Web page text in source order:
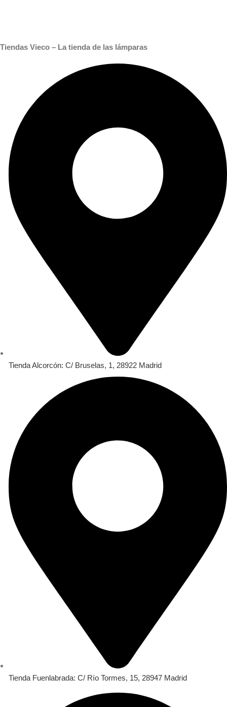
Tiendas Vieco – La tienda de las lámparas
Tienda Alcorcón: C/ Bruselas, 1, 28922 Madrid
Tienda Fuenlabrada: C/ Río Tormes, 15, 28947 Madrid